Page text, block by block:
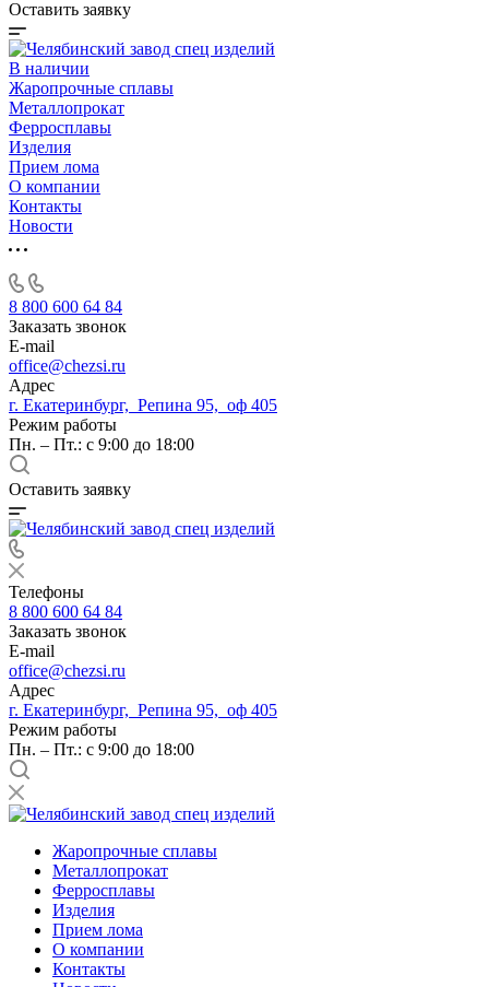
Оставить заявку
В наличии
Жаропрочные сплавы
Металлопрокат
Ферросплавы
Изделия
Прием лома
О компании
Контакты
Новости
8 800 600 64 84
Заказать звонок
E-mail
office@chezsi.ru
Адрес
г. Екатеринбург, Репина 95, оф 405
Режим работы
Пн. – Пт.: с 9:00 до 18:00
Оставить заявку
Телефоны
8 800 600 64 84
Заказать звонок
E-mail
office@chezsi.ru
Адрес
г. Екатеринбург, Репина 95, оф 405
Режим работы
Пн. – Пт.: с 9:00 до 18:00
Жаропрочные сплавы
Металлопрокат
Ферросплавы
Изделия
Прием лома
О компании
Контакты